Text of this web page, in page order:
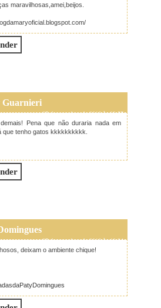
maravilhosas,amei,beijos.
Guarnieri
27 de setembro de 2016 às 09:57
demais! Pena que não duraria nada em
que tenho gatos kkkkkkkkkk.
27 de setembro de 2016 às 10:34
deixam o ambiente chique!